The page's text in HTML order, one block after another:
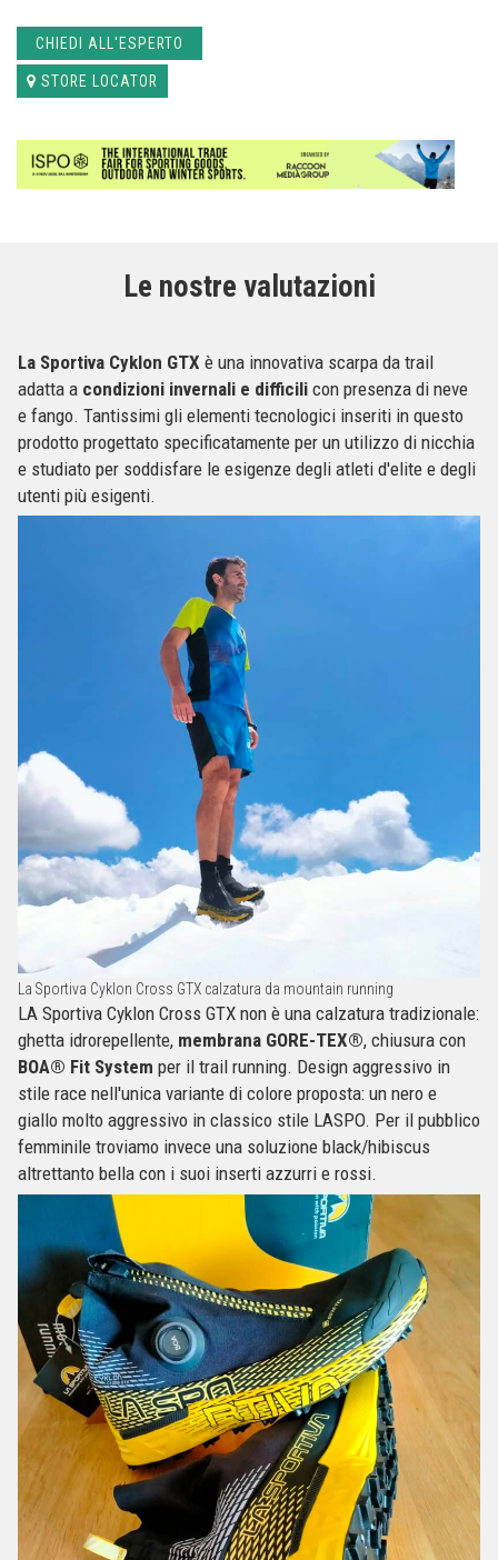
CHIEDI ALL'ESPERTO
STORE LOCATOR
Le nostre valutazioni
La Sportiva Cyklon GTX è una innovativa scarpa da trail
adatta a condizioni invernali e difficili con presenza di neve
e fango. Tantissimi gli elementi tecnologici inseriti in questo
prodotto progettato specificatamente per un utilizzo di nicchia
e studiato per soddisfare le esigenze degli atleti d'elite e degli
utenti più esigenti.
La Sportiva Cyklon Cross GTX calzatura da mountain running
LA Sportiva Cyklon Cross GTX non è una calzatura tradizionale:
ghetta idrorepellente, membrana GORE-TEX®, chiusura con
BOA® Fit System per il trail running. Design aggressivo in
stile race nell'unica variante di colore proposta: un nero e
giallo molto aggressivo in classico stile LASPO. Per il pubblico
femminile troviamo invece una soluzione black/hibiscus
altrettanto bella con i suoi inserti azzurri e rossi.